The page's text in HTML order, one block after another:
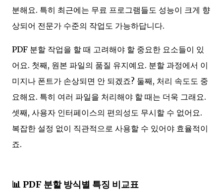
분해요. 특히 최근에는 무료 프로그램들도 성능이 크게 향
상되어 전문가 수준의 작업도 가능하답니다.
PDF 분할 작업을 할 때 고려해야 할 중요한 요소들이 있
어요. 첫째, 원본 파일의 품질 유지예요. 분할 과정에서 이
미지나 폰트가 손상되면 안 되겠죠? 둘째, 처리 속도도 중
요해요. 특히 여러 파일을 처리해야 할 때는 더욱 그래요.
셋째, 사용자 인터페이스의 편의성도 무시할 수 없어요.
복잡한 설정 없이 직관적으로 사용할 수 있어야 효율적이
죠.
📊 PDF 분할 방식별 특징 비교표